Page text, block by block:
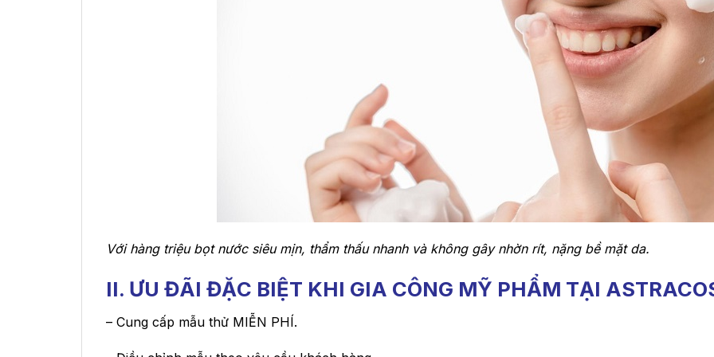
Với hàng triệu bọt nước siêu mịn, thẩm thấu nhanh và không gây nhờn rít, nặng bề mặt da.
II. ƯU ĐÃI ĐẶC BIỆT KHI GIA CÔNG MỸ PHẨM TẠI
– Cung cấp mẫu thử MIỄN PHÍ.